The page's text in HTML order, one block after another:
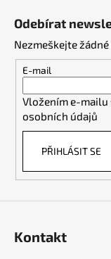
Odebírat
Nezmeškejte
E-mail
Vložením e-mailu
osobních údajů
PŘIHLÁSIT SE
Kontakt